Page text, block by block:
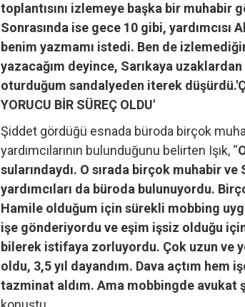
toplantısını izlemeye başka bir muhabir
Sonrasında ise gece 10 gibi, yardımcısı
benim yazmamı istedi. Ben de
yazacağım deyince, Sarıkaya uzaklardan
oturduğum sandalyeden iterek düşürdü.
YORUCU BİR SÜREÇ OLDU'
Şiddet gördüğü esnada büroda birçok
yardımcılarının bulunduğunu belirten Işık, “
sularındaydı. O sırada birçok muhabir ve
yardımcıları da büroda bulunuyordu.
Hamile olduğum için sürekli mobbing
işe gönderiyordu ve eşim işsiz olduğu
bilerek istifaya zorluyordu. Çok uzun ve
oldu, 3,5 yıl dayandım. Dava açtım hem
tazminat aldım. Ama mobbingde avukat